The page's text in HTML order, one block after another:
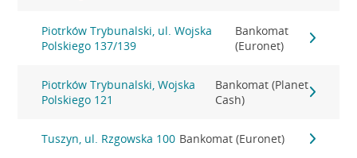
Piotrków Trybunalski, ul. Wojska
Polskiego 137/139
Bankomat
(Euronet)
Piotrków Trybunalski, Wojska
Polskiego 121
Bankomat (Planet
Cash)
Tuszyn, ul. Rzgowska 100 Bankomat (Euronet)